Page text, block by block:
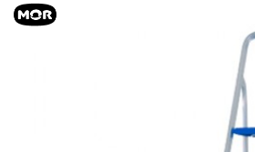
TEXTTRANSPARENTE